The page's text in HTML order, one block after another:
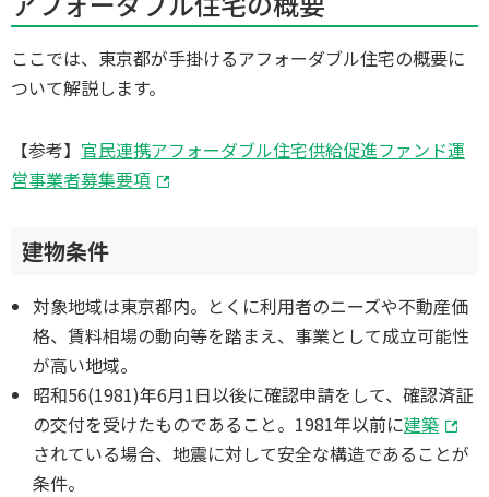
ここでは、東京都が手掛けるアフォーダブル住宅の概要に
ついて解説します。
【参考】 官民連携アフォーダブル住宅供給促進ファンド運
営事業者募集要項
建物条件
対象地域は東京都内。とくに利用者のニーズや不動産価
格、賃料相場の動向等を踏まえ、事業として成立可能性
が高い地域。
昭和56(1981)年6月1日以後に確認申請をして、確認済証
の交付を受けたものであること。1981年以前に建築
されている場合、地震に対して安全な構造であることが
条件。